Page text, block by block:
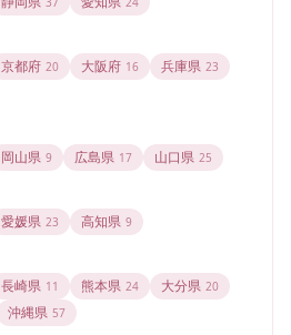
京都府 20 大阪府 16 兵庫県 23
岡山県 9 広島県 17 山口県 25
愛媛県 23 高知県 9
長崎県 11 熊本県 24 大分県 20
沖縄県 57